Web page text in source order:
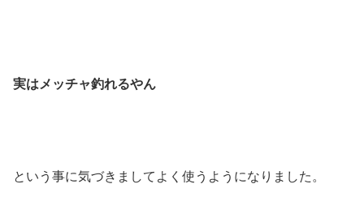
実はメッチャ釣れるやん
という事に気づきましてよく使うようになりました。